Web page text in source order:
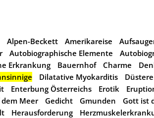
Alpen-Beckett Amerikareise
Autobiographische Elemente
Erkrankung Bauernhof Charme
Dilatative Myokarditis
Enterbung Österreichs Erotik
Meer Gedicht Gmunden
Gott ist
Herausforderung